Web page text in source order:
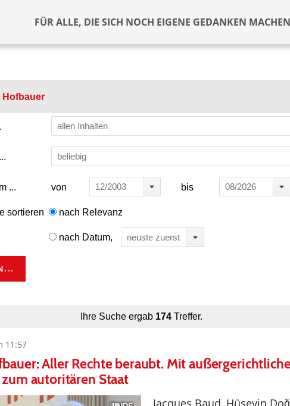
FÜR ALLE, DIE SICH NOCH EIGENE GEDANKEN
allen Inhalten
beliebig
... von 12/2003 bis 08/2026
sortieren
nach Relevanz
nach Datum, neuste zuerst
Ihre Suche ergab 174Treffer.
11:57
Aller Rechte beraubt. Mit
autoritären Staat
Jacques Baud, Hüseyin